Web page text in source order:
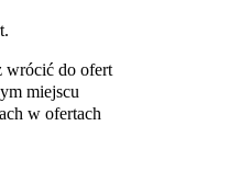
wrócić do ofert
miejscu
w ofertach